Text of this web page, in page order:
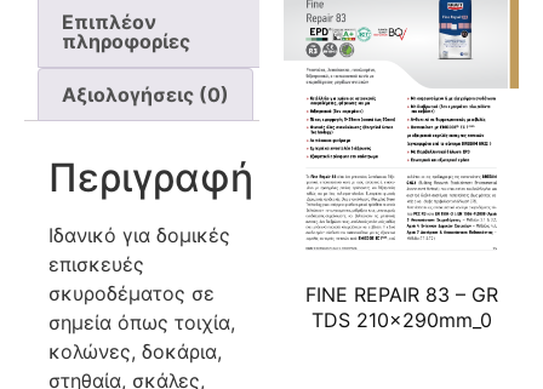
Επιπλέον
πληροφορίες
Αξιολογήσεις (0)
Περιγραφή
Ιδανικό για δομικές
επισκευές
σκυροδέματος σε
σημεία όπως τοιχία,
κολώνες, δοκάρια,
στηθαία, σκάλες,
FINE REPAIR 83 – GR
TDS 210x290mm_0